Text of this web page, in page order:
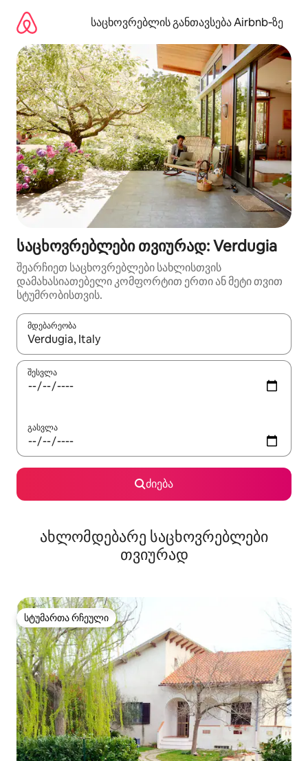
გადასვლა
საცხოვრებლის განთავსება Airbnb‑ზე
საცხოვრებლები თვიურად: Verdugia
შეარჩიეთ საცხოვრებლები სახლისთვის
დამახასიათებელი კომფორტით ერთი ან მეტი თვით
სტუმრობისთვის.
მდებარეობა
როცა შედეგები ხელმისაწვდომი გახდება, ნავიგაციისთვის
შესვლა
გასვლა
ძიება
ახლომდებარე საცხოვრებლები
თვიურად
სტუმართა რჩეული
სტუმართა რჩეული